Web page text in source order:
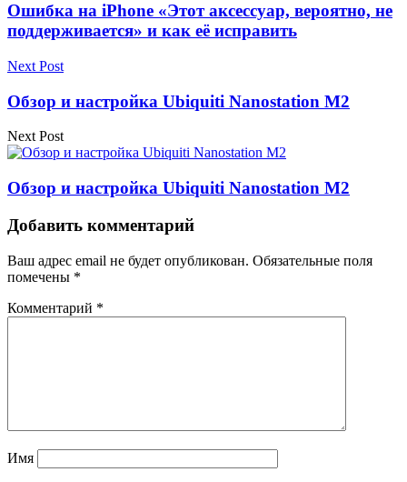
Ошибка на iPhone «Этот аксессуар, вероятно, не
поддерживается» и как её исправить
Next Post
Обзор и настройка Ubiquiti Nanostation M2
Next Post
Обзор и настройка Ubiquiti Nanostation M2
Добавить комментарий
Ваш адрес email не будет опубликован. Обязательные поля
помечены *
Комментарий *
Имя